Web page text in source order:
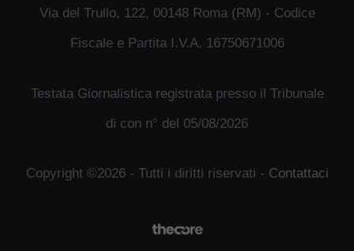
Via del Trullo, 122, 00148 Roma (RM) - Codice
Fiscale e Partita I.V.A. 16750671006
Testata Giornalistica registrata presso il Tribunale
di con n° del 05/08/2026
Copyright ©2026 - Tutti i diritti riservati - Contattaci